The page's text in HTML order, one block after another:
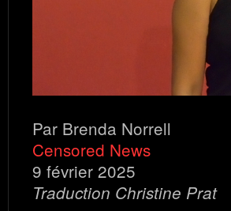
Par Brenda Norrell
Censored News
9 février 2025
Traduction Christine Prat